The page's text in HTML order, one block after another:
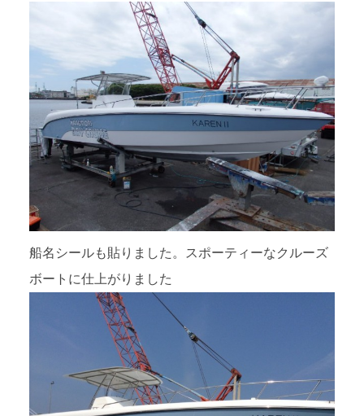
船名シールも貼りました。スポーティーなクルーズ
ボートに仕上がりました